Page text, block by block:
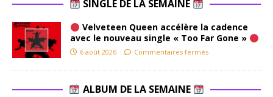
SINGLE DE LA SEMAINE
Velveteen Queen accélère la cadence
avec le nouveau single « Too Far Gone »
6 août 2026 Commentaires fermés
ALBUM DE LA SEMAINE